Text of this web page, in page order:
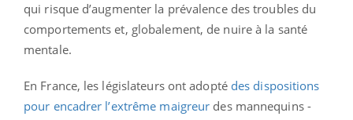
qui risque d’augmenter la prévalence des troubles du
comportements et, globalement, de nuire à la santé
mentale.
En France, les législateurs ont adopté des dispositions
pour encadrer l’extrême maigreur des mannequins -